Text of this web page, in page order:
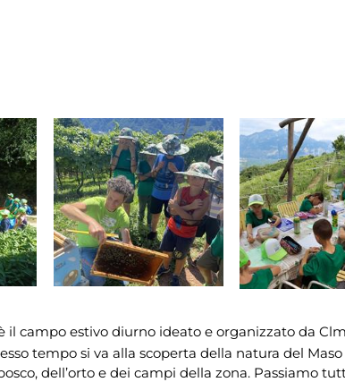
il campo estivo diurno ideato e organizzato da
tempo si va alla scoperta della natura del
dell’orto e dei campi della zona. Passiamo